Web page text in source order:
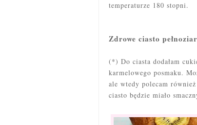
temperaturze 180 stopni.
Zdrowe ciasto
(*) Do ciasta dodałam
karmelowego posmaku.
ale wtedy polecam
ciasto będzie miało